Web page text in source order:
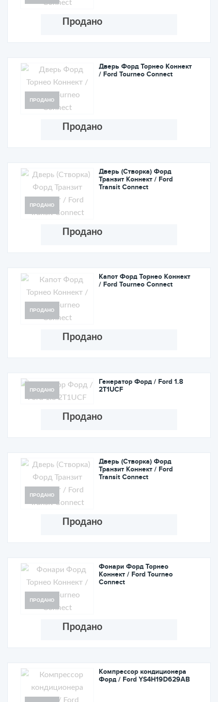
Продано
ПРОДАНО
Дверь Форд Торнео Коннект
/ Ford Tourneo Connect
Продано
ПРОДАНО
Дверь (Створка) Форд
Транзит Коннект / Ford
Transit Connect
Продано
ПРОДАНО
Капот Форд Торнео Коннект
/ Ford Tourneo Connect
Продано
ПРОДАНО
Генератор Форд / Ford 1.8
2T1UCF
Продано
ПРОДАНО
Дверь (Створка) Форд
Транзит Коннект / Ford
Transit Connect
Продано
ПРОДАНО
Фонари Форд Торнео
Коннект / Ford Tourneo
Connect
Продано
Компрессор кондиционера
Форд / Ford YS4H19D629AB